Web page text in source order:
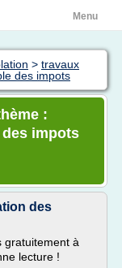
Menu
> travaux
des impots
:
impots
des
gratuitement à
lecture !